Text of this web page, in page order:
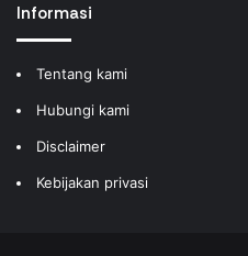
Informasi
Tentang kami
Hubungi kami
Disclaimer
Kebijakan privasi